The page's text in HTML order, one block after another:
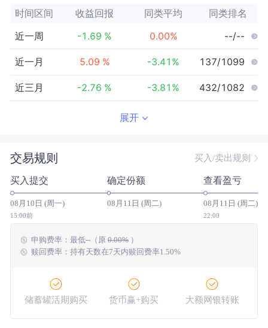
时间区间 收益回报 同类平均 同类排名
近一周 -1.69 % 0.00% --/--
近一月 5.09 % -3.41 % 137/1099
近三月 -2.76 % -3.81 % 432/1082
近三年 328/825
近五年 50.57% 4.61% 72/606
今年以来 663/1050
成立以来 63.65%
展开
交易规则 买入/卖出规则
买入提交
08月10日 (周一)
15:00前
确定份额
08月11日 (周二)
查看盈亏
08月11日 (周二)
22:00
申购费率： 最低--（原 0.00%）
赎回费率：持有天数在7天内赎回费率1.50%
储蓄罐活期购买 货币赢+购买 大额网银转账